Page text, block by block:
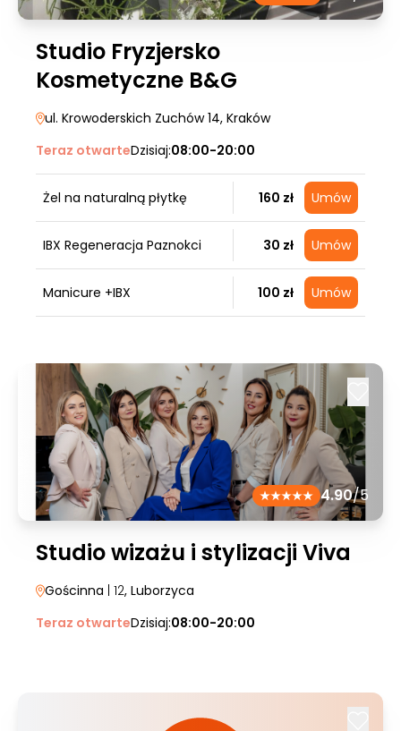
Studio Fryzjersko
Kosmetyczne B&G
ul. Krowoderskich Zuchów 14, Kraków
Teraz otwarteDzisiaj:08:00-20:00
Żel na naturalną płytkę 160 zł Umów
IBX Regeneracja Paznokci 30 zł Umów
Manicure +IBX 100 zł Umów
4.90/5
Studio wizażu i stylizacji Viva
Gościnna | 12, Luborzyca
Teraz otwarteDzisiaj:08:00-20:00